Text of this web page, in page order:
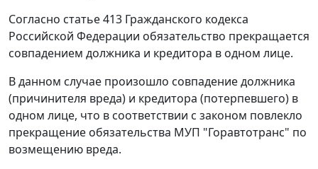
Согласно статье 413 Гражданского кодекса
Российской Федерации обязательство прекращается
совпадением должника и кредитора в одном лице.
В данном случае произошло совпадение должника
(причинителя вреда) и кредитора (потерпевшего) в
одном лице, что в соответствии с законом повлекло
прекращение обязательства МУП "Горавтотранс" по
возмещению вреда.